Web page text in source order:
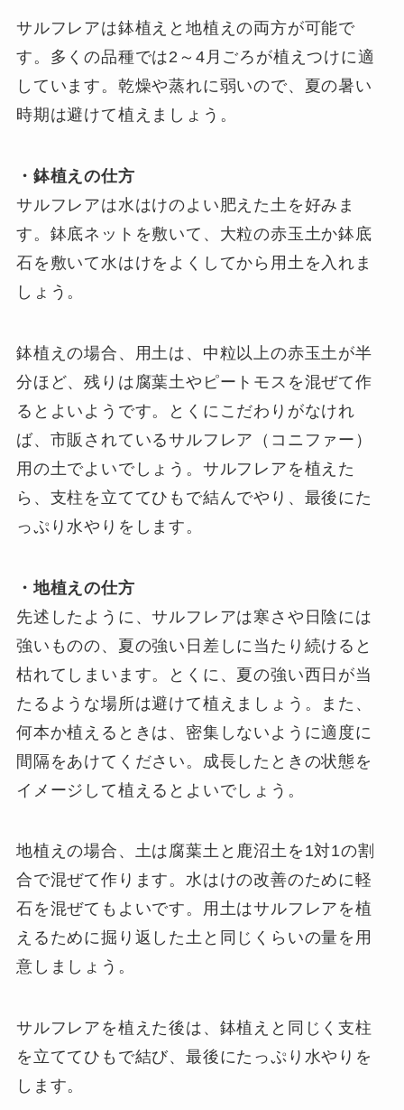
サルフレアは鉢植えと地植えの両方が可能で
す。多くの品種では2～4月ごろが植えつけに適
しています。乾燥や蒸れに弱いので、夏の暑い
時期は避けて植えましょう。
・鉢植えの仕方
サルフレアは水はけのよい肥えた土を好みま
す。鉢底ネットを敷いて、大粒の赤玉土か鉢底
石を敷いて水はけをよくしてから用土を入れま
しょう。
鉢植えの場合、用土は、中粒以上の赤玉土が半
分ほど、残りは腐葉土やピートモスを混ぜて作
るとよいようです。とくにこだわりがなけれ
ば、市販されているサルフレア（コニファー）
用の土でよいでしょう。サルフレアを植えた
ら、支柱を立ててひもで結んでやり、最後にた
っぷり水やりをします。
・地植えの仕方
先述したように、サルフレアは寒さや日陰には
強いものの、夏の強い日差しに当たり続けると
枯れてしまいます。とくに、夏の強い西日が当
たるような場所は避けて植えましょう。また、
何本か植えるときは、密集しないように適度に
間隔をあけてください。成長したときの状態を
イメージして植えるとよいでしょう。
地植えの場合、土は腐葉土と鹿沼土を1対1の割
合で混ぜて作ります。水はけの改善のために軽
石を混ぜてもよいです。用土はサルフレアを植
えるために掘り返した土と同じくらいの量を用
意しましょう。
サルフレアを植えた後は、鉢植えと同じく支柱
を立ててひもで結び、最後にたっぷり水やりを
します。